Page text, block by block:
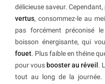
délicieuse saveur. Cependant,
vertus, consommez-le au
pas forcément préconisé
boisson énergisante, qui
fouet. Plus faible en théine
pour vous booster au réveil .
tout au long de la journée.